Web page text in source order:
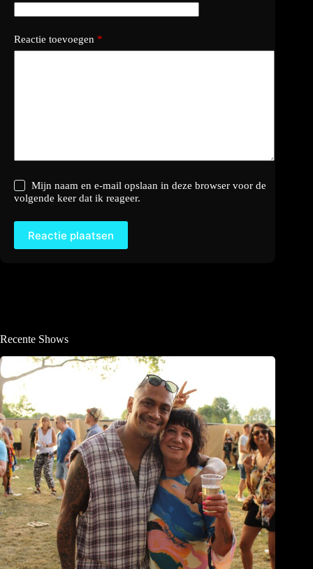
Reactie toevoegen *
Mijn naam en e-mail opslaan in deze browser voor de
volgende keer dat ik reageer.
Reactie plaatsen
Recente Shows